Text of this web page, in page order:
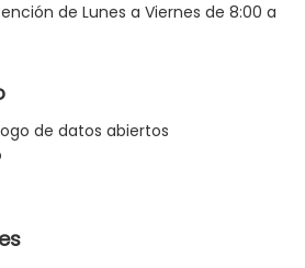
de Lunes a Viernes de 8:00 a
de datos abiertos